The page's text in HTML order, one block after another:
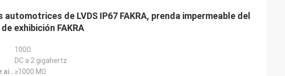
de LVDS IP67 FAKRA, prenda impermeable del
exhibición FAKRA
100Ω
DC a 2 gigahertz
Resistencia de aislamiento:≥1000 MΩ